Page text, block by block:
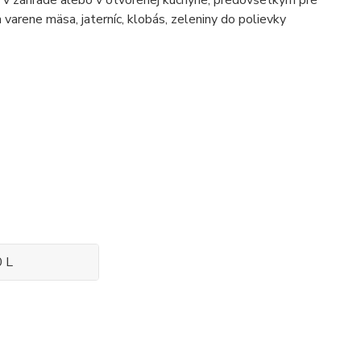
mäsa, jaterníc, klobás, zeleniny do polievky
L